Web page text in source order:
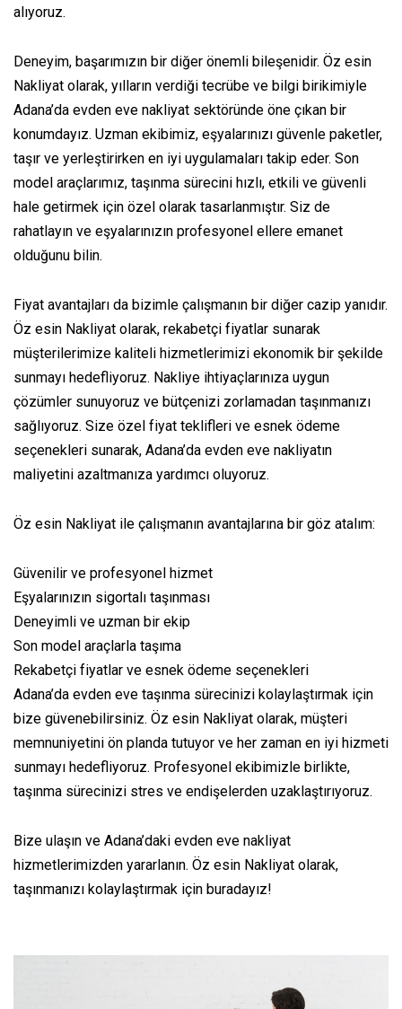
alıyoruz.
Deneyim, başarımızın bir diğer önemli bileşenidir. Öz esin
Nakliyat olarak, yılların verdiği tecrübe ve bilgi birikimiyle
Adana’da evden eve nakliyat sektöründe öne çıkan bir
konumdayız. Uzman ekibimiz, eşyalarınızı güvenle paketler,
taşır ve yerleştirirken en iyi uygulamaları takip eder. Son
model araçlarımız, taşınma sürecini hızlı, etkili ve güvenli
hale getirmek için özel olarak tasarlanmıştır. Siz de
rahatlayın ve eşyalarınızın profesyonel ellere emanet
olduğunu bilin.
Fiyat avantajları da bizimle çalışmanın bir diğer cazip yanıdır.
Öz esin Nakliyat olarak, rekabetçi fiyatlar sunarak
müşterilerimize kaliteli hizmetlerimizi ekonomik bir şekilde
sunmayı hedefliyoruz. Nakliye ihtiyaçlarınıza uygun
çözümler sunuyoruz ve bütçenizi zorlamadan taşınmanızı
sağlıyoruz. Size özel fiyat teklifleri ve esnek ödeme
seçenekleri sunarak, Adana’da evden eve nakliyatın
maliyetini azaltmanıza yardımcı oluyoruz.
Öz esin Nakliyat ile çalışmanın avantajlarına bir göz atalım:
Güvenilir ve profesyonel hizmet
Eşyalarınızın sigortalı taşınması
Deneyimli ve uzman bir ekip
Son model araçlarla taşıma
Rekabetçi fiyatlar ve esnek ödeme seçenekleri
Adana’da evden eve taşınma sürecinizi kolaylaştırmak için
bize güvenebilirsiniz. Öz esin Nakliyat olarak, müşteri
memnuniyetini ön planda tutuyor ve her zaman en iyi hizmeti
sunmayı hedefliyoruz. Profesyonel ekibimizle birlikte,
taşınma sürecinizi stres ve endişelerden uzaklaştırıyoruz.
Bize ulaşın ve Adana’daki evden eve nakliyat
hizmetlerimizden yararlanın. Öz esin Nakliyat olarak,
taşınmanızı kolaylaştırmak için buradayız!